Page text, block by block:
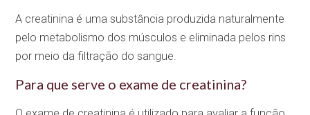
A creatinina é uma substância produzida naturalmente
pelo metabolismo dos músculos e eliminada pelos rins
por meio da filtração do sangue.
Para que serve o exame de creatinina?